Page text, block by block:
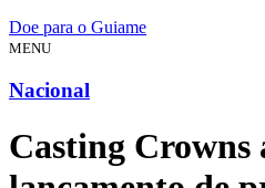
Doe para o Guiame
MENU
Nacional
Casting Crowns